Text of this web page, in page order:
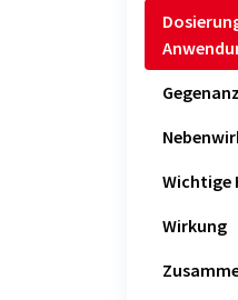
Wichtige
Wirkung